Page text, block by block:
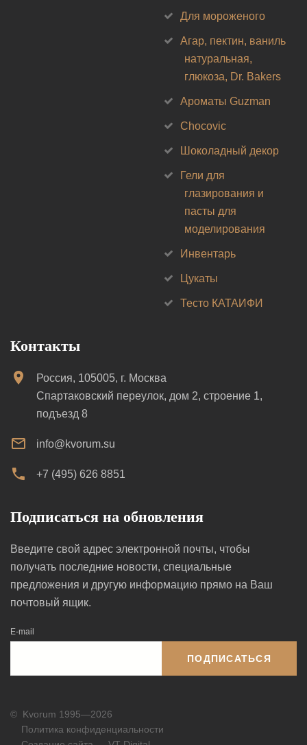
Для мороженого
Агар, пектин, ваниль
натуральная,
глюкоза, Dr. Bakers
Ароматы Guzman
Chocovic
Шоколадный декор
Гели для
глазирования и
пасты для
моделирования
Инвентарь
Цукаты
Тесто КАТАИФИ
Контакты
Россия, 105005, г. Москва
Спартаковский переулок, дом 2, строение 1,
подъезд 8
info@kvorum.su
+7 (495) 626 8851
Подписаться на обновления
Введите свой адрес электронной почты, чтобы
получать последние новости, специальные
предложения и другую информацию прямо на Ваш
почтовый ящик.
E-mail
ПОДПИСАТЬСЯ
© Kvorum 1995—2026
Политика конфиденциальности